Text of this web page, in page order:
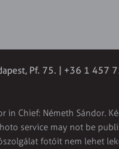
Pf. 75. | +36 1
in Chief: Németh Sándor.
service may not be
fotóit nem lehet